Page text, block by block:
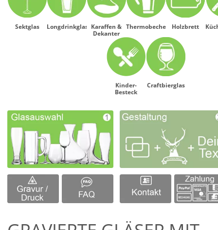
Sektglas Longdrinkglas Karaffen &
Dekanter
Thermobecher Holzbrett
Kinder-
Besteck
Craftbierglas